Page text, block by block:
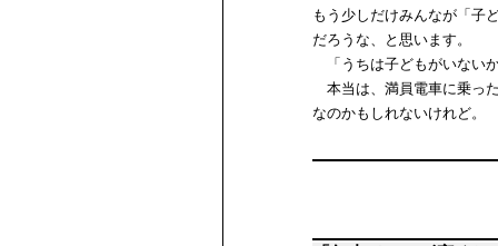
もう少しだけみんなが「子
だろうな、と思います。
「うちは子どもがいない
本当は、満員電車に乗っ
なのかもしれないけれど。